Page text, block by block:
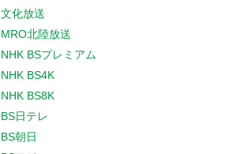
文化放送
MRO北陸放送
NHK BSプレミアム
NHK BS4K
NHK BS8K
BS日テレ
BS朝日